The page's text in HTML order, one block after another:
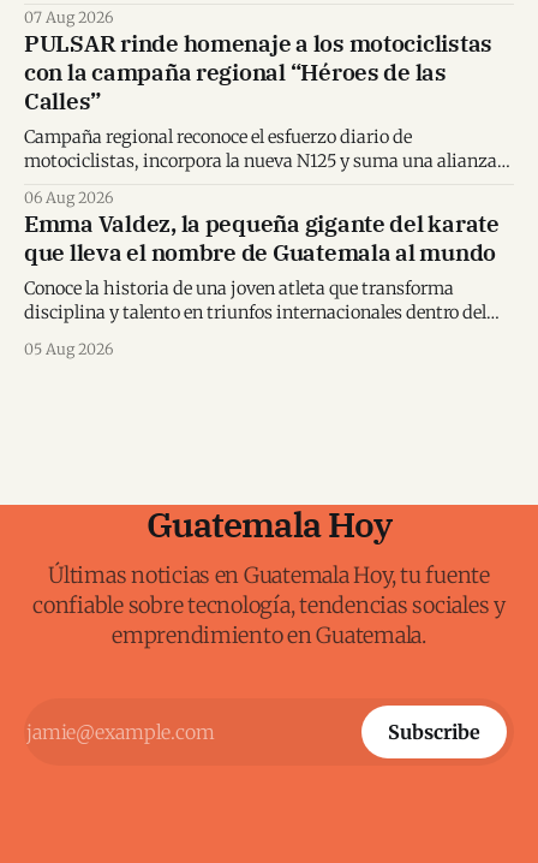
07 Aug 2026
PULSAR rinde homenaje a los motociclistas
con la campaña regional “Héroes de las
Calles”
Campaña regional reconoce el esfuerzo diario de
motociclistas, incorpora la nueva N125 y suma una alianza
06 Aug 2026
Emma Valdez, la pequeña gigante del karate
que lleva el nombre de Guatemala al mundo
Conoce la historia de una joven atleta que transforma
disciplina y talento en triunfos internacionales dentro del
05 Aug 2026
Guatemala Hoy
Últimas noticias en Guatemala Hoy, tu fuente
confiable sobre tecnología, tendencias sociales y
emprendimiento en Guatemala.
Subscribe